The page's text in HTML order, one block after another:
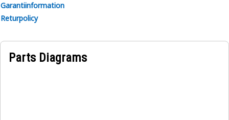
Garantiinformation
Returpolicy
Parts Diagrams